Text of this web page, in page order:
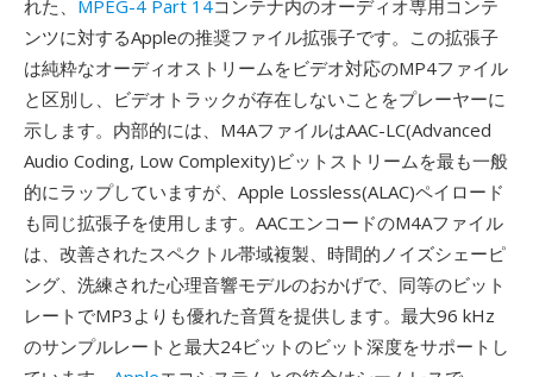
れた、 MPEG-4 Part 14コンテナ内のオーディオ専用コンテ
ンツに対するAppleの推奨ファイル拡張子です。この拡張子
は純粋なオーディオストリームをビデオ対応のMP4ファイル
と区別し、ビデオトラックが存在しないことをプレーヤーに
示します。内部的には、M4AファイルはAAC-LC(Advanced
Audio Coding, Low Complexity)ビットストリームを最も一般
的にラップしていますが、Apple Lossless(ALAC)ペイロード
も同じ拡張子を使用します。AACエンコードのM4Aファイル
は、改善されたスペクトル帯域複製、時間的ノイズシェーピ
ング、洗練された心理音響モデルのおかげで、同等のビット
レートでMP3よりも優れた音質を提供します。最大96 kHz
のサンプルレートと最大24ビットのビット深度をサポートし